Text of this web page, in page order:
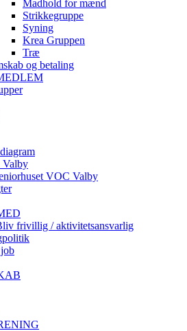
Madhold for mænd
Strikkegruppe
Syning
Krea Gruppen
Træ
og betaling
Valby
VOC Valby
frivillig / aktivitetsansvarlig